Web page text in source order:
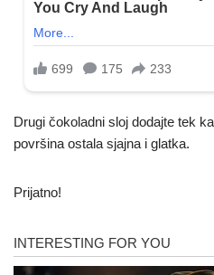
Drugi čokoladni sloj dodajte tek
površina ostala sjajna i glatka.
Prijatno!